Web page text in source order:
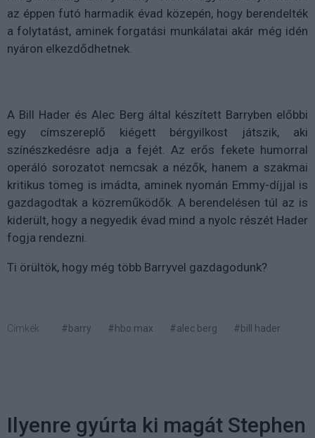
az éppen futó harmadik évad közepén, hogy berendelték
a folytatást, aminek forgatási munkálatai akár még idén
nyáron elkezdődhetnek.
A Bill Hader és Alec Berg által készített Barryben előbbi
egy címszereplő kiégett bérgyilkost játszik, aki
színészkedésre adja a fejét. Az erős fekete humorral
operáló sorozatot nemcsak a nézők, hanem a szakmai
kritikus tömeg is imádta, aminek nyomán Emmy-díjjal is
gazdagodtak a közreműködők. A berendelésen túl az is
kiderült, hogy a negyedik évad mind a nyolc részét Hader
fogja rendezni.
Ti örültök, hogy még több Barryvel gazdagodunk?
Címkék: #barry #hbo max #alec berg #bill hader
Ilyenre gyúrta ki magát Stephen